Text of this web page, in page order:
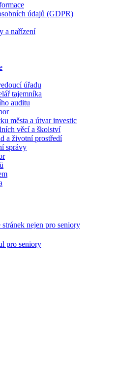
údajů (GDPR)
a nařízení
úřadu
tajemníka
auditu
města a útvar investic
věcí a školství
a životní prostředí
správy
nejen pro seniory